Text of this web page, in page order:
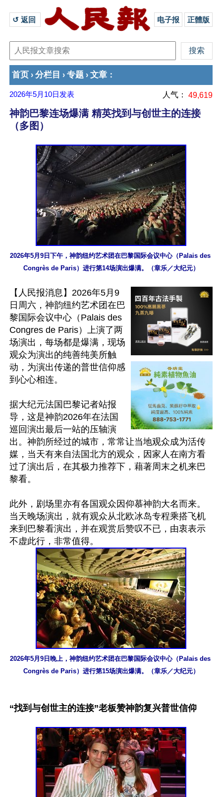
↺ 返回 电子报 正體版
首页 › 分栏目 › 专题 › 文章 ：
2026年5月10日 发表 人气： 49,619
神韵巴黎连场爆满 精英找到与创世主的连接
（多图）
2026年5月9日下午，神韵纽约艺术团在巴黎国际会议中心（Palais des
Congrès de Paris）进行第14场演出爆满。（章乐／大纪元）
【人民报消息】2026年5月9
日周六，神韵纽约艺术团在巴
黎国际会议中心（Palais des
Congres de Paris）上演了两
场演出，每场都是爆满，现场
观众为演出的纯善纯美所触
动，为演出传递的普世信仰感
到心心相连。
据大纪元法国巴黎记者站报
导，这是神韵2026年在法国
巡回演出最后一站的压轴演
出。神韵所经过的城市，常常让当地观众成为活传
媒，当天有来自法国北方的观众，因家人在南方看
过了演出后，在其极力推荐下，藉著周末之机来巴
黎看。
此外，剧场里亦有各国观众因仰慕神韵大名而来。
当天晚场演出，就有观众从北欧冰岛专程乘搭飞机
来到巴黎看演出，并在观赏后赞叹不已，由衷表示
2026年5月9日晚上，神韵纽约艺术团在巴黎国际会议中心（Palais des
Congrès de Paris）进行第15场演出爆满。（章乐／大纪元）
“找到与创世主的连接”老板赞神韵复兴普世信仰